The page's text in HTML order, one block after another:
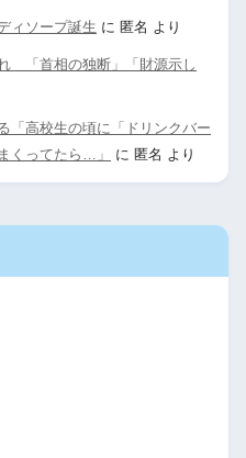
ィソープ誕生 に 匿名 より
「首相の独断」「財源示し
高校生の頃に「ドリンクバー
くってたら…」
に 匿名 より